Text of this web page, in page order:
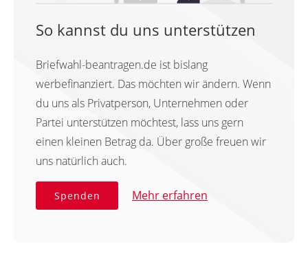
So kannst du uns unterstützen
Briefwahl-beantragen.de ist bislang
werbefinanziert. Das möchten wir ändern. Wenn
du uns als Privatperson, Unternehmen oder
Partei unterstützen möchtest, lass uns gern
einen kleinen Betrag da. Über große freuen wir
uns natürlich auch.
Spenden Mehr erfahren